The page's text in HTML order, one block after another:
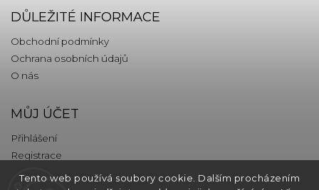
Tento web používá soubory cookie. Dalším procházením
DŮLEŽITÉ INFORMACE
Obchodní podmínky
Ochrana osobních údajů
O nás
MŮJ ÚČET
Přihlášení
Registrace